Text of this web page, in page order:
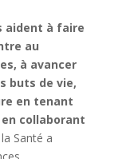
aident à faire
au
à avancer
buts de vie,
en tenant
collaborant
Santé a